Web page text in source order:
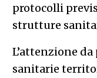
protocolli
strutture
L’attenzione
sanitarie